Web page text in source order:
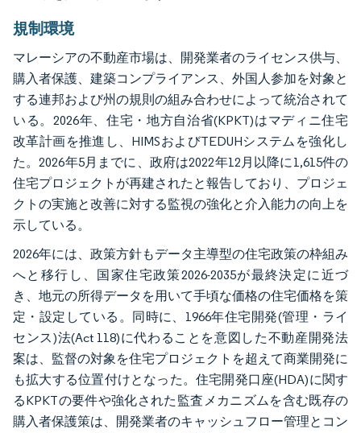
規制環境
マレーシアの不動産市場は、開発業者のライセンス供与、
購入者保護、建築コンプライアンス、外国人参加を対象と
する連邦および州の規則の組み合わせによって統治されて
いる。2026年、住宅・地方自治省(KPKT)はマディニ住宅
改革計画を推進し、HIMSおよびTEDUHシステムを強化し
た。2026年5月までに、政府は2022年12月以降に1,615件の
住宅プロジェクトが再建されたと報告しており、プロジェ
クトの実施と改善に対する監視の強化と介入能力の向上を
示している。
2026年には、政策方針もデータ主導型の住宅政策の枠組み
へと移行し、国家住宅政策2026-2035が最終決定に近づ
き、地元の所得データを用いて手頃な価格の住宅価格を策
定・設定している。同時に、1966年住宅開発(管理・ライ
センス)法(Act 118)に代わることを意図した不動産開発法
案は、監督の対象を住宅プロジェクトを超えて商業開発に
も拡大する位置付けとなった。住宅開発口座(HDA)に関す
るKPKTの要件や強化された監査メカニズムを含む既存の
購入者保護策は、開発業者のキャッシュフロー管理とコン